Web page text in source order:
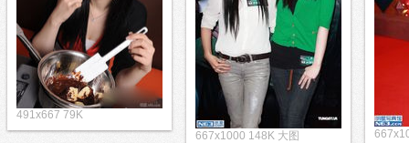
491x667 79K
667x1000 148K 大图